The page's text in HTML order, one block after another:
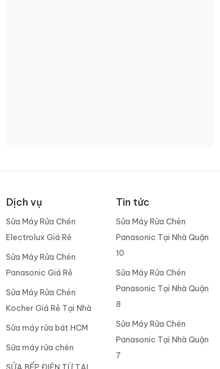
Dịch vụ
Sửa Máy Rửa Chén
Electrolux Giá Rẻ
Sửa Máy Rửa Chén
Panasonic Giá Rẻ
Sửa Máy Rửa Chén
Kocher Giá Rẻ Tại Nhà
Sửa máy rửa bát HCM
Sửa máy rửa chén
SỬA BẾP ĐIỆN TỪ TẠI
Tin tức
Sửa Máy Rửa Chén
Panasonic Tại Nhà Quận
10
Sửa Máy Rửa Chén
Panasonic Tại Nhà Quận
8
Sửa Máy Rửa Chén
Panasonic Tại Nhà Quận
7